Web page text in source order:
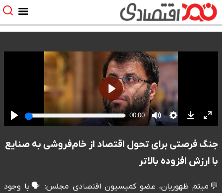
جنگ فرصتی برای تحول اقتصاد از خام‌فروشی به صنایع
با ارزش افزوده بالاتر
💬میثم ظهوریان، عضو کمیسیون اقتصادی مجلس: 🗣️با وجود